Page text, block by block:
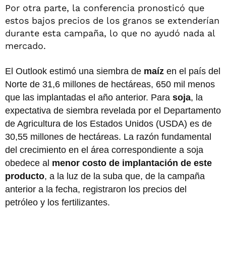
Por otra parte, la conferencia pronosticó que
estos bajos precios de los granos se extenderían
durante esta campaña, lo que no ayudó nada al
mercado.
El Outlook estimó una siembra de maíz en el país del
Norte de 31,6 millones de hectáreas, 650 mil menos
que las implantadas el año anterior. Para soja, la
expectativa de siembra revelada por el Departamento
de Agricultura de los Estados Unidos (USDA) es de
30,55 millones de hectáreas. La razón fundamental
del crecimiento en el área correspondiente a soja
obedece al menor costo de implantación de este
producto, a la luz de la suba que, de la campaña
anterior a la fecha, registraron los precios del
petróleo y los fertilizantes.